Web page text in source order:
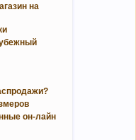
на
он-лайн